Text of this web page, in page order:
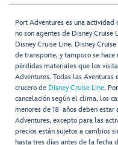
Port Adventures es una
no son agentes de Disney Cruise
Disney Cruise Line. Disney
de transporte, y tampoco se
pérdidas materiales que los
Adventures. Todas las Aventuras
crucero de Disney Cruise Line.
cancelación según el clima, los
menores de 18 años deben
Adventures, excepto para las
precios están sujetos a cambios
hasta tres días antes de la fecha